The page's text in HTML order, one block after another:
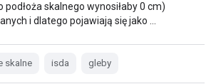
podłoża skalnego wynosiłaby 0 cm)
i dlatego pojawiają się jako …
skalne isda gleby